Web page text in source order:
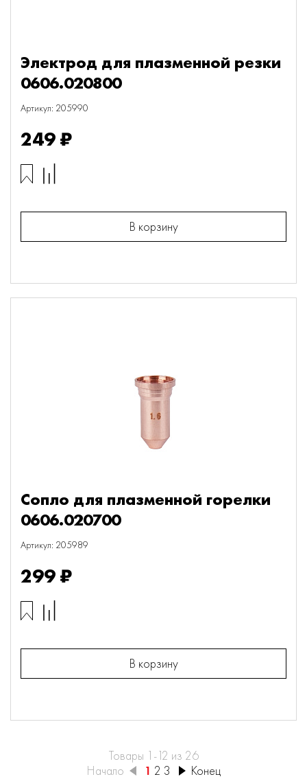
Электрод для плазменной резки
0606.020800
Артикул: 205990
249 ₽
В корзину
Сопло для плазменной горелки
0606.020700
Артикул: 205989
299 ₽
В корзину
Товары 1-12 из 26
Начало
1 2 3
Конец